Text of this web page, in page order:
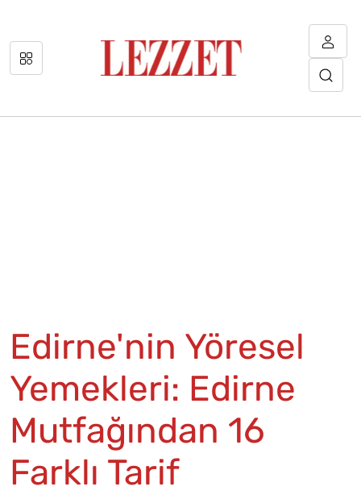
Edirne'nin Yöresel
Yemekleri: Edirne
Mutfağından 16
Farklı Tarif